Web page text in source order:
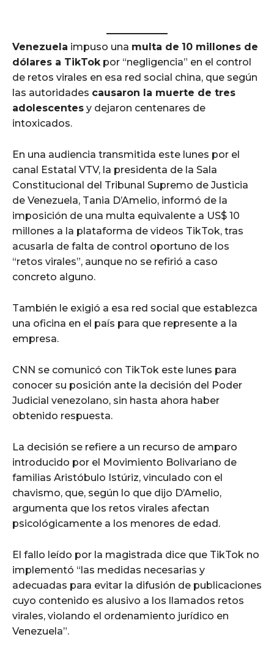
Venezuela impuso una multa de 10 millones de
dólares a TikTokpor “negligencia” en el control
de retos virales en esa red social china, que según
las autoridades causaron la muerte de tres
adolescentes y dejaron centenares de
intoxicados.
En una audiencia transmitida este lunes por el
canal Estatal VTV, la presidenta de la Sala
Constitucional del Tribunal Supremo de Justicia
de Venezuela, Tania D’Amelio, informó de la
imposición de una multa equivalente a US$ 10
millones a la plataforma de videos TikTok, tras
acusarla de falta de control oportuno de los
“retos virales”, aunque no se refirió a caso
concreto alguno.
También le exigió a esa red social que establezca
una oficina en el país para que represente a la
empresa.
CNN se comunicó con TikTok este lunes para
conocer su posición ante la decisión del Poder
Judicial venezolano, sin hasta ahora haber
obtenido respuesta.
La decisión se refiere a un recurso de amparo
introducido por el Movimiento Bolivariano de
familias Aristóbulo Istúriz, vinculado con el
chavismo, que, según lo que dijo D’Amelio,
argumenta que los retos virales afectan
psicológicamente a los menores de edad.
El fallo leído por la magistrada dice que TikTok no
implementó “las medidas necesarias y
adecuadas para evitar la difusión de publicaciones
cuyo contenido es alusivo a los llamados retos
virales, violando el ordenamiento jurídico en
Venezuela”.